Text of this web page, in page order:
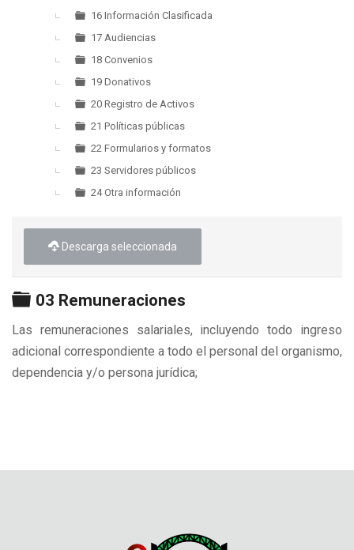
16 Información Clasificada
17 Audiencias
18 Convenios
19 Donativos
20 Registro de Activos
21 Políticas públicas
22 Formularios y formatos
23 Servidores públicos
24 Otra información
Descarga seleccionada
Carpeta
03 Remuneraciones
Las remuneraciones salariales, incluyendo todo ingreso
adicional correspondiente a todo el personal del organismo,
dependencia y/o persona jurídica;